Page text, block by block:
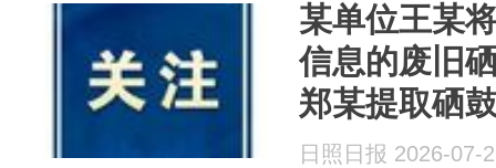
某单位王某
信息的废旧
郑某提取硒
卖境外组织
日照日报 2026-07-